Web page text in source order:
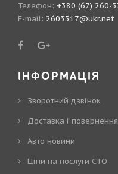
Телефон: +380 (67) 260-
E-mail: 2603317@ukr.net
ІНФОРМАЦІЯ
Зворотний дзвінок
Доставка і повернення
Авто новини
Ціни на послуги СТО